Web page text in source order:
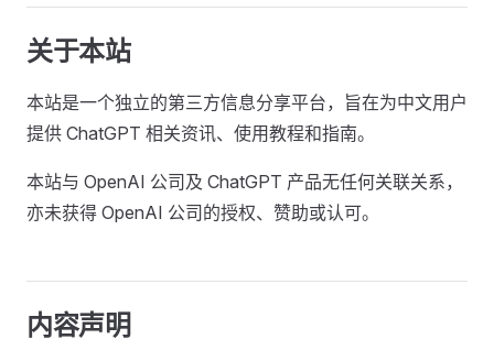
关于本站
本站是一个独立的第三方信息分享平台，旨在为中文用户
提供 ChatGPT 相关资讯、使用教程和指南。
本站与 OpenAI 公司及 ChatGPT 产品无任何关联关系，
亦未获得 OpenAI 公司的授权、赞助或认可。
内容声明